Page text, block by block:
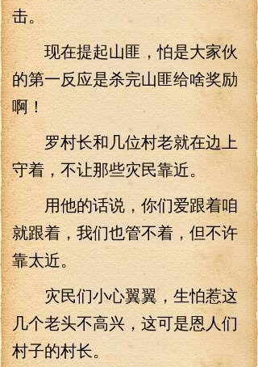
击。
现在提起山匪，怕是大家伙
的第一反应是杀完山匪给啥奖励
啊！
罗村长和几位村老就在边上
守着，不让那些灾民靠近。
用他的话说，你们爱跟着咱
就跟着，我们也管不着，但不许
靠太近。
灾民们小心翼翼，生怕惹这
几个老头不高兴，这可是恩人们
村子的村长。